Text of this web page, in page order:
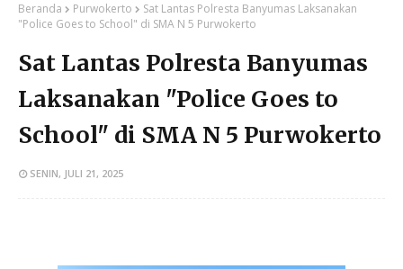
Beranda Purwokerto
Sat Lantas Polresta Banyumas Laksanakan
"Police Goes to School" di SMA N 5 Purwokerto
Sat Lantas Polresta Banyumas
Laksanakan "Police Goes to
School" di SMA N 5 Purwokerto
SENIN, JULI 21, 2025